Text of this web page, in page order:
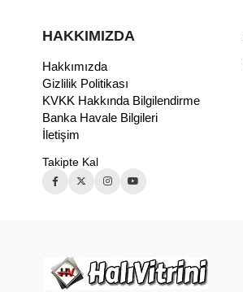
HAKKIMIZDA
Hakkımızda
Gizlilik Politikası
KVKK Hakkında Bilgilendirme
Banka Havale Bilgileri
İletişim
Takipte Kal